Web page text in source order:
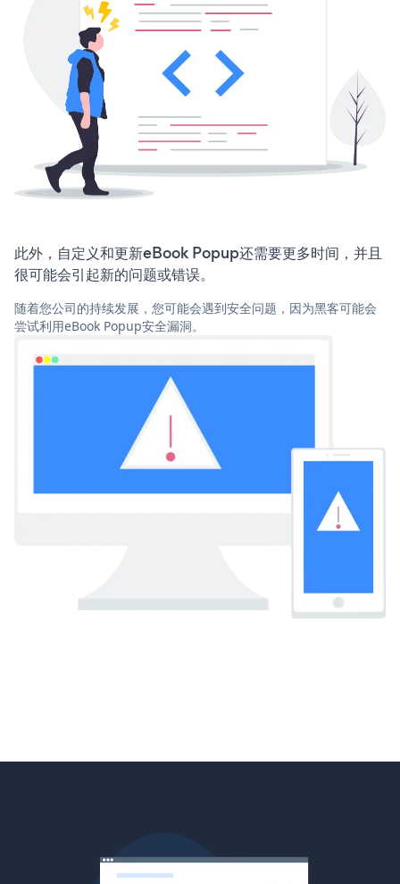
此外，自定义和更新eBook Popup还需要更多时间，并且
很可能会引起新的问题或错误。
随着您公司的持续发展，您可能会遇到安全问题，因为黑客可能会
尝试利用eBook Popup安全漏洞。